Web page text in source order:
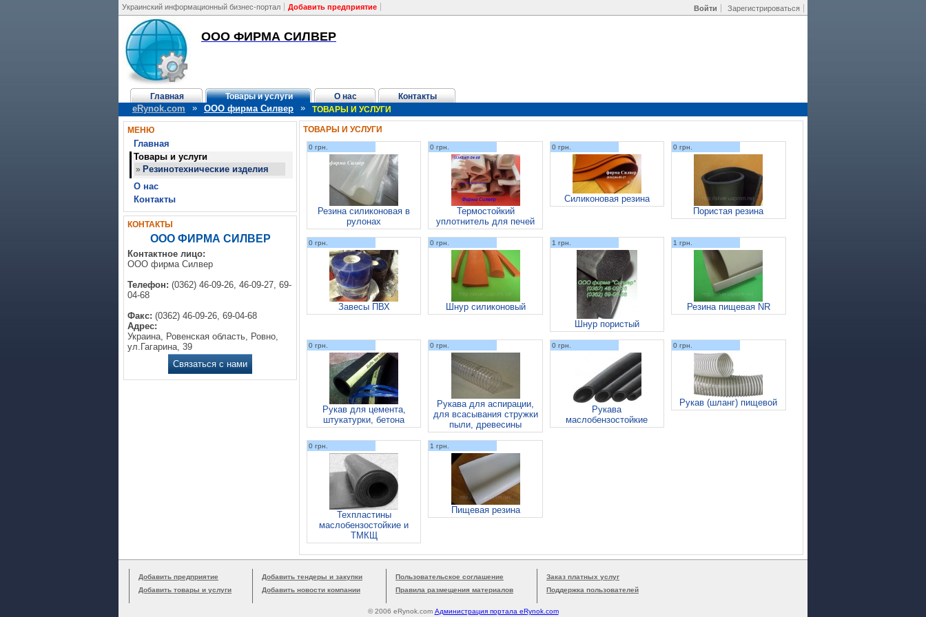
Войти Зарегистрироваться
Украинский информационный бизнес-портал Добавить предприятие
ООО ФИРМА СИЛВЕР
Главная Товары и услуги О нас Контакты
eRynok.com » ООО фирма Силвер » ТОВАРЫ И УСЛУГИ
МЕНЮ
Главная
Товары и услуги
» Резинотехнические изделия
О нас
Контакты
КОНТАКТЫ
ООО ФИРМА СИЛВЕР
Контактное лицо:
ООО фирма Силвер
Телефон: (0362) 46-09-26, 46-09-27, 69-
04-68
Факс: (0362) 46-09-26, 69-04-68
Адрес:
Украина, Ровенская область, Ровно,
ул.Гагарина, 39
Связаться с нами
ТОВАРЫ И УСЛУГИ
0 грн.
Резина силиконовая в
рулонах
0 грн.
Термостойкий
уплотнитель для печей
0 грн.
Силиконовая резина
0 грн.
Пористая резина
0 грн.
Завесы ПВХ
0 грн.
Шнур силиконовый
1 грн.
Шнур пористый
1 грн.
Резина пищевая NR
0 грн.
Рукав для цемента,
штукатурки, бетона
0 грн.
Рукава для аспирации,
для всасывания стружки
пыли, древесины
0 грн.
Рукава
маслобензостойкие
0 грн.
Рукав (шланг) пищевой
0 грн.
Техпластины
маслобензостойкие и
ТМКЩ
1 грн.
Пищевая резина
Добавить предприятие
Добавить товары и услуги
Добавить тендеры и закупки
Добавить новости компании
Пользовательское соглашение
Правила размещения материалов
Заказ платных услуг
Поддержка пользователей
© 2006 eRynok.com Администрация портала eRynok.com